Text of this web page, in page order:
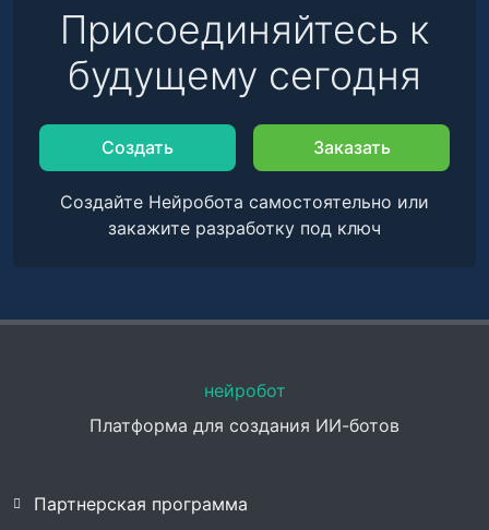
Присоединяйтесь к
будущему сегодня
Создать Заказать
Создайте Нейробота самостоятельно или
закажите разработку под ключ
нейробот
Платформа для создания ИИ-ботов
Партнерская программа